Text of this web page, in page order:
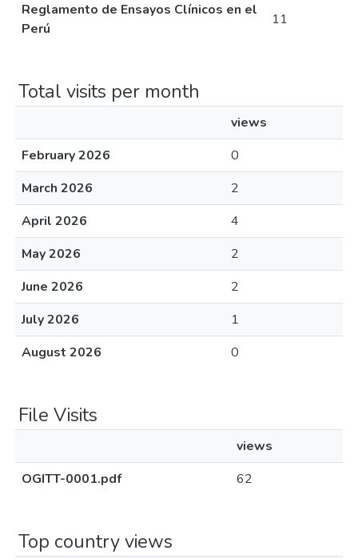
Reglamento de Ensayos Clínicos en el
Perú
11
Total visits per month
views
February 2026
0
March 2026
2
April 2026
4
May 2026
2
June 2026
2
July 2026
1
August 2026
0
File Visits
views
OGITT-0001.pdf
62
Top country views